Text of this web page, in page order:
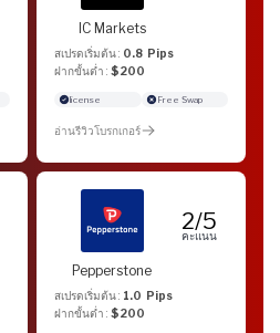
IC Markets
สเปรดเริ่มต้น : 0.8 Pips
ฝากขั้นต่ำ : $200
license Free Swap
อ่านรีวิวโบรกเกอร์
2/5
คะแนน
Pepperstone
สเปรดเริ่มต้น : 1.0 Pips
ฝากขั้นต่ำ : $200